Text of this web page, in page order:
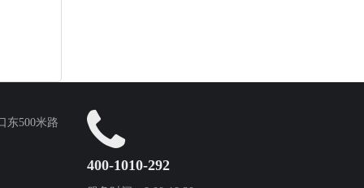
东500米路
400-1010-292